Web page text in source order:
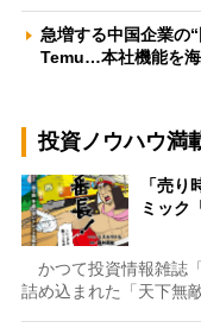
急増する中国企業の
Temu…本社機能を
投資ノウハウ満
「売
ミック
かつて投資情報雑誌
詰め込まれた「天下無